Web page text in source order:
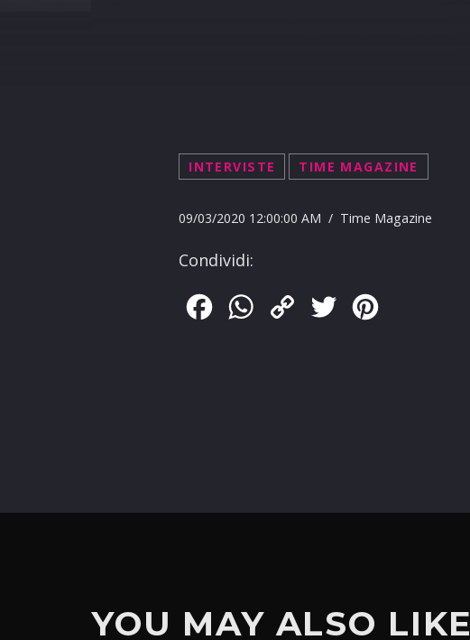
INTERVISTE TIME MAGAZINE
09/03/2020 12:00:00 AM / Time Magazine
Condividi:
FacebookWhatsApp
Copy
Twitter
YOU MAY ALSO LIKE